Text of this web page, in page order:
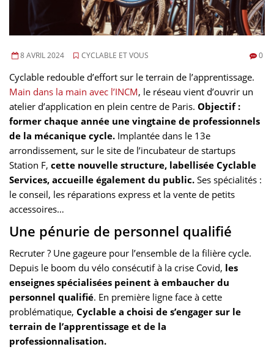
8 AVRIL 2024 CYCLABLE ET VOUS 0
Cyclable redouble d’effort sur le terrain de l’apprentissage.
Main dans la main avec l’INCM, le réseau vient d’ouvrir un
atelier d’application en plein centre de Paris. Objectif :
former chaque année une vingtaine de professionnels
de la mécanique cycle. Implantée dans le 13e
arrondissement, sur le site de l’incubateur de startups
Station F, cette nouvelle structure, labellisée Cyclable
Services, accueille également du public. Ses spécialités :
le conseil, les réparations express et la vente de petits
accessoires…
Une pénurie de personnel qualifié
Recruter ? Une gageure pour l’ensemble de la filière cycle.
Depuis le boom du vélo consécutif à la crise Covid, les
enseignes spécialisées peinent à embaucher du
personnel qualifié. En première ligne face à cette
problématique, Cyclable a choisi de s’engager sur le
terrain de l’apprentissage et de la
professionnalisation.